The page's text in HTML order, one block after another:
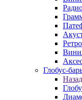
Глобус-
Назад